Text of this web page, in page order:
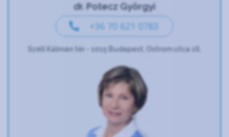
dr. Potecz Györgyi
+36 70 621 0783
Széll Kálmán tér - 1015 Budapest, Ostrom utca 16.